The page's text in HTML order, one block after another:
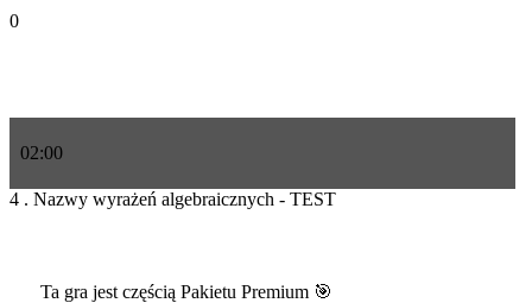
0
02:00
4 . Nazwy wyrażeń algebraicznych - TEST
Ta gra jest częścią Pakietu Premium 🎯